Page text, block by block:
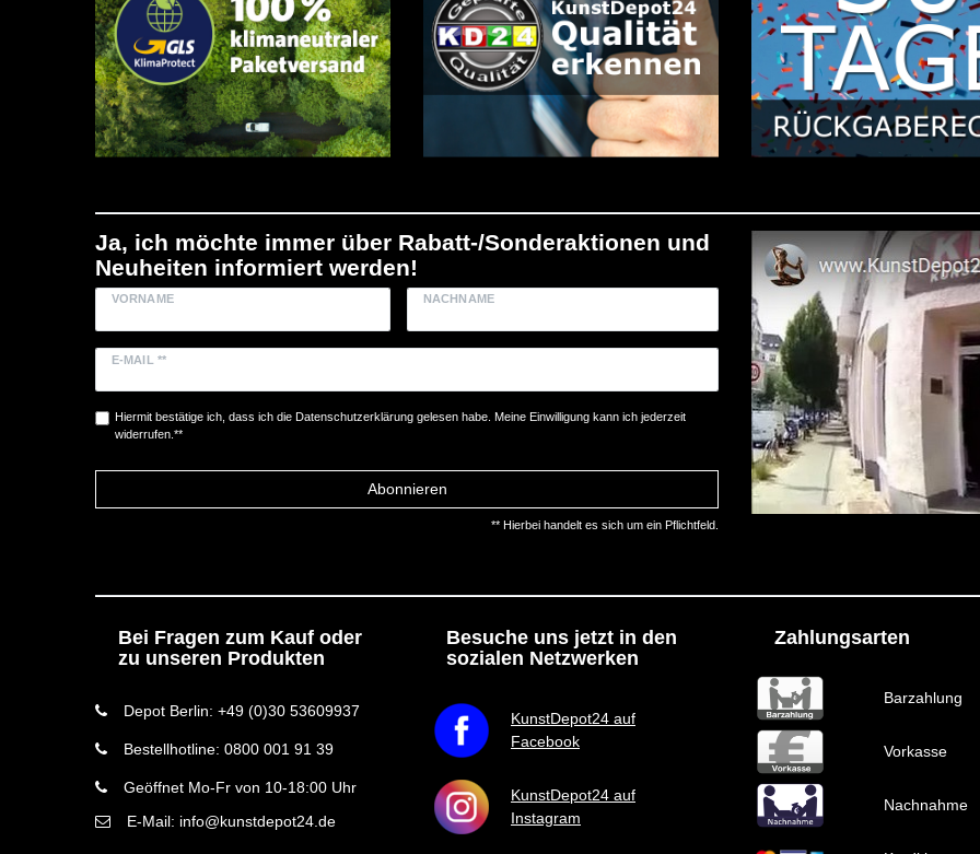
Ja, ich möchte immer über Rabatt-/Sonderaktionen und
Neuheiten informiert werden!
VORNAME NACHNAME
E-MAIL **
Hiermit bestätige ich, dass ich die Daten­schutz­erklärunggelesen habe. Meine Einwilligung kann ich jederzeit
widerrufen.**
Abonnieren
** Hierbei handelt es sich um ein Pflichtfeld.
Bei Fragen zum Kauf oder
zu unseren Produkten
Depot Berlin: +49 (0)30 53609937
Bestellhotline: 0800 001 91 39
Geöffnet Mo-Fr von 10-18:00 Uhr
E-Mail: info@kunstdepot24.de
Besuche uns jetzt in den
sozialen Netzwerken
KunstDepot24 auf
Facebook
KunstDepot24 auf
Instagram
Zahlungsarten
Barzahlung
Vorkasse
Nachnahme